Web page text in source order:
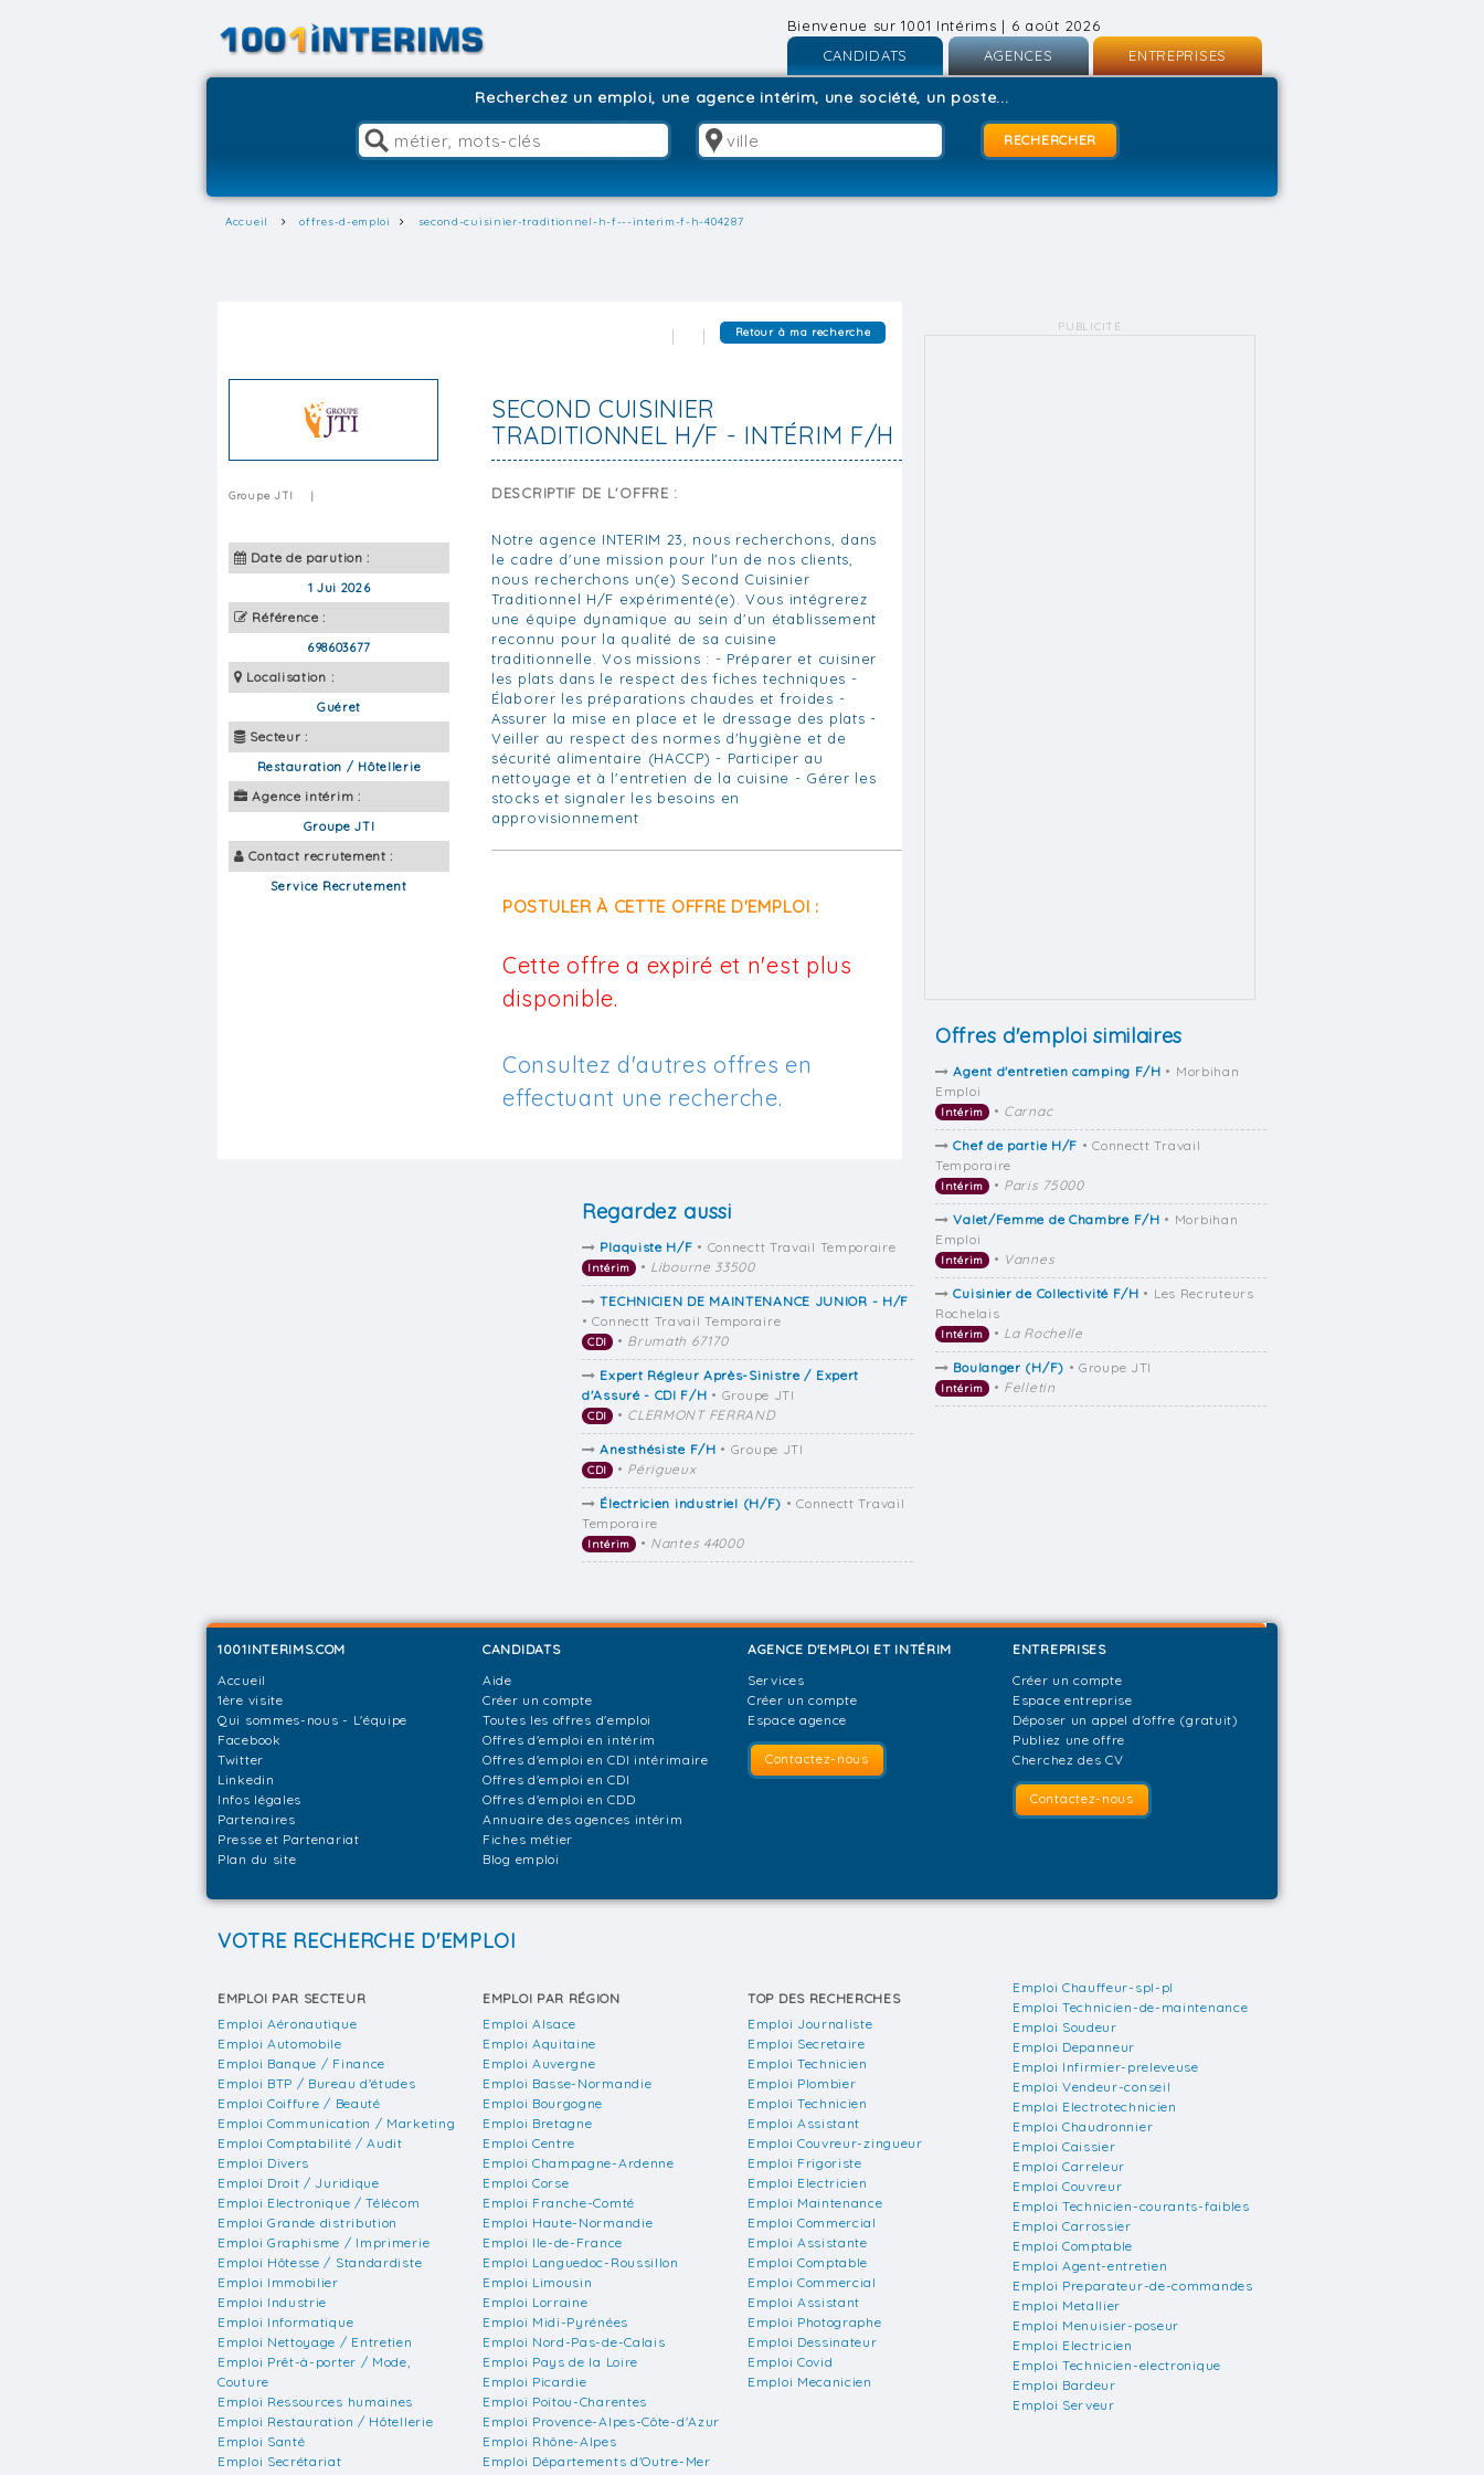
Bienvenue sur 1001 Intérims | 6 août 2026
CANDIDATS
Inscription
AGENCES
Inscription
Connexion
ENTREPRISES
Recherchez un emploi, une agence intérim, une société, un poste...
Accueil offres-d-emploi second-cuisinier-traditionnel-h-f---interim-f-h-404287
Retour à ma recherche
SECOND CUISINIER
TRADITIONNEL H/F - INTÉRIM F/H
Groupe JTI |
Date de parution :
1 Jui 2026
Référence :
698603677
Localisation :
Guéret
Secteur :
Restauration / Hôtellerie
Agence intérim :
Groupe JTI
Contact recrutement :
Service Recrutement
DESCRIPTIF DE L'OFFRE :
Notre agence INTERIM 23, nous recherchons, dans
le cadre d'une mission pour l'un de nos clients,
nous recherchons un(e) Second Cuisinier
Traditionnel H/F expérimenté(e). Vous intégrerez
une équipe dynamique au sein d'un établissement
reconnu pour la qualité de sa cuisine
traditionnelle. Vos missions : - Préparer et cuisiner
les plats dans le respect des fiches techniques -
Élaborer les préparations chaudes et froides -
Assurer la mise en place et le dressage des plats -
Veiller au respect des normes d'hygiène et de
sécurité alimentaire (HACCP) - Participer au
nettoyage et à l'entretien de la cuisine - Gérer les
stocks et signaler les besoins en
approvisionnement
POSTULER À CETTE OFFRE D'EMPLOI :
Cette offre a expiré et n'est plus
disponible.
Consultez d'autres offres en
effectuant une recherche.
PUBLICITÉ
Offres d'emploi similaires
Agent d'entretien camping F/H • Morbihan
Emploi
Intérim • Carnac
Chef de partie H/F • Connectt Travail
Temporaire
Intérim • Paris 75000
Valet/Femme de Chambre F/H • Morbihan
Emploi
Intérim • Vannes
Cuisinier de Collectivité F/H • Les Recruteurs
Rochelais
Intérim • La Rochelle
Boulanger (H/F) • Groupe JTI
Intérim • Felletin
Regardez aussi
Plaquiste H/F • Connectt Travail Temporaire
Intérim • Libourne 33500
TECHNICIEN DE MAINTENANCE JUNIOR - H/F
• Connectt Travail Temporaire
CDI • Brumath 67170
Expert Régleur Après-Sinistre / Expert
d'Assuré - CDI F/H • Groupe JTI
CDI • CLERMONT FERRAND
Anesthésiste F/H • Groupe JTI
CDI • Périgueux
Électricien industriel (H/F) • Connectt Travail
Temporaire
Intérim • Nantes 44000
1001INTERIMS.COM
Accueil
1ère visite
Qui sommes-nous - L'équipe
Facebook
Twitter
Linkedin
Infos légales
Partenaires
Presse et Partenariat
Plan du site
CANDIDATS
Aide
Créer un compte
Toutes les offres d'emploi
Offres d'emploi en intérim
Offres d'emploi en CDI intérimaire
Offres d'emploi en CDI
Offres d'emploi en CDD
Annuaire des agences intérim
Fiches métier
Blog emploi
AGENCE D'EMPLOI ET INTÉRIM
Services
Créer un compte
Espace agence
Contactez-nous
ENTREPRISES
Créer un compte
Espace entreprise
Déposer un appel d'offre (gratuit)
Publiez une offre
Cherchez des CV
Contactez-nous
VOTRE RECHERCHE D'EMPLOI
EMPLOI PAR SECTEUR
Emploi Aéronautique
Emploi Automobile
Emploi Banque / Finance
Emploi BTP / Bureau d'études
Emploi Coiffure / Beauté
Emploi Communication / Marketing
Emploi Comptabilité / Audit
Emploi Divers
Emploi Droit / Juridique
Emploi Electronique / Télécom
Emploi Grande distribution
Emploi Graphisme / Imprimerie
Emploi Hôtesse / Standardiste
Emploi Immobilier
Emploi Industrie
Emploi Informatique
Emploi Nettoyage / Entretien
Emploi Prêt-à-porter / Mode,
Couture
Emploi Ressources humaines
Emploi Restauration / Hôtellerie
Emploi Santé
Emploi Secrétariat
EMPLOI PAR RÉGION
Emploi Alsace
Emploi Aquitaine
Emploi Auvergne
Emploi Basse-Normandie
Emploi Bourgogne
Emploi Bretagne
Emploi Centre
Emploi Champagne-Ardenne
Emploi Corse
Emploi Franche-Comté
Emploi Haute-Normandie
Emploi Ile-de-France
Emploi Languedoc-Roussillon
Emploi Limousin
Emploi Lorraine
Emploi Midi-Pyrénées
Emploi Nord-Pas-de-Calais
Emploi Pays de la Loire
Emploi Picardie
Emploi Poitou-Charentes
Emploi Provence-Alpes-Côte-d'Azur
Emploi Rhône-Alpes
Emploi Départements d'Outre-Mer
TOP DES RECHERCHES
Emploi Journaliste
Emploi Secretaire
Emploi Technicien
Emploi Plombier
Emploi Technicien
Emploi Assistant
Emploi Couvreur-zingueur
Emploi Frigoriste
Emploi Electricien
Emploi Maintenance
Emploi Commercial
Emploi Assistante
Emploi Comptable
Emploi Commercial
Emploi Assistant
Emploi Photographe
Emploi Dessinateur
Emploi Covid
Emploi Mecanicien
Emploi Chauffeur-spl-pl
Emploi Technicien-de-maintenance
Emploi Soudeur
Emploi Depanneur
Emploi Infirmier-preleveuse
Emploi Vendeur-conseil
Emploi Electrotechnicien
Emploi Chaudronnier
Emploi Caissier
Emploi Carreleur
Emploi Couvreur
Emploi Technicien-courants-faibles
Emploi Carrossier
Emploi Comptable
Emploi Agent-entretien
Emploi Preparateur-de-commandes
Emploi Metallier
Emploi Menuisier-poseur
Emploi Electricien
Emploi Technicien-electronique
Emploi Bardeur
Emploi Serveur